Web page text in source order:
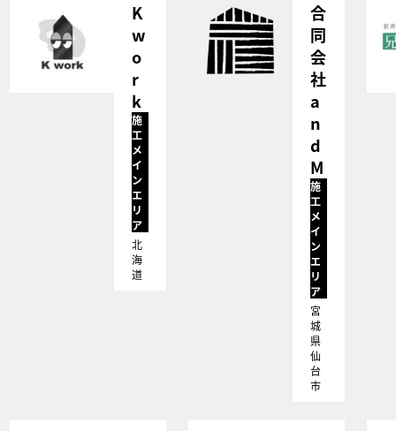
K
w
o
r
k
施
工
メ
イ
ン
エ
リ
ア
北
海
道
合
同
会
社
a
n
d
M
施
工
メ
イ
ン
エ
リ
ア
宮
城
県
仙
台
市